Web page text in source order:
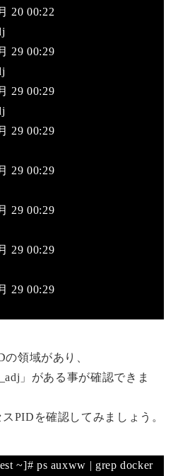
20 00:22
29 00:29
29 00:29
29 00:29
29 00:29
29 00:29
29 00:29
29 00:29
領域があり、
」がある事が確認できま
PIDを確認してみましょう。
~]# ps auxww | grep docker